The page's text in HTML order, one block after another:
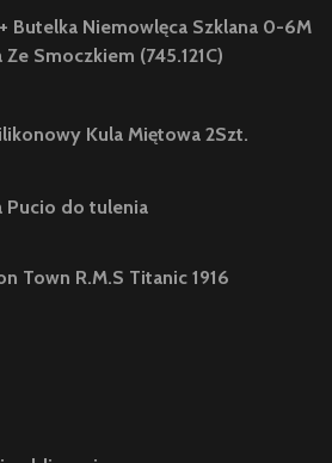
Butelka Niemowlęca Szklana 0-6M
Smoczkiem (745.121C)
Kula Miętowa 2Szt.
Pucio do tulenia
Town R.M.S Titanic 1916